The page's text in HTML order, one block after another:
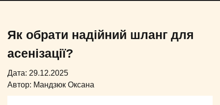
Як обрати надійний шланг для
асенізації?
Дата: 29.12.2025
Автор: Мандзюк Оксана